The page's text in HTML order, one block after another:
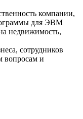
компании,
для ЭВМ
недвижимость,
сотрудников
и